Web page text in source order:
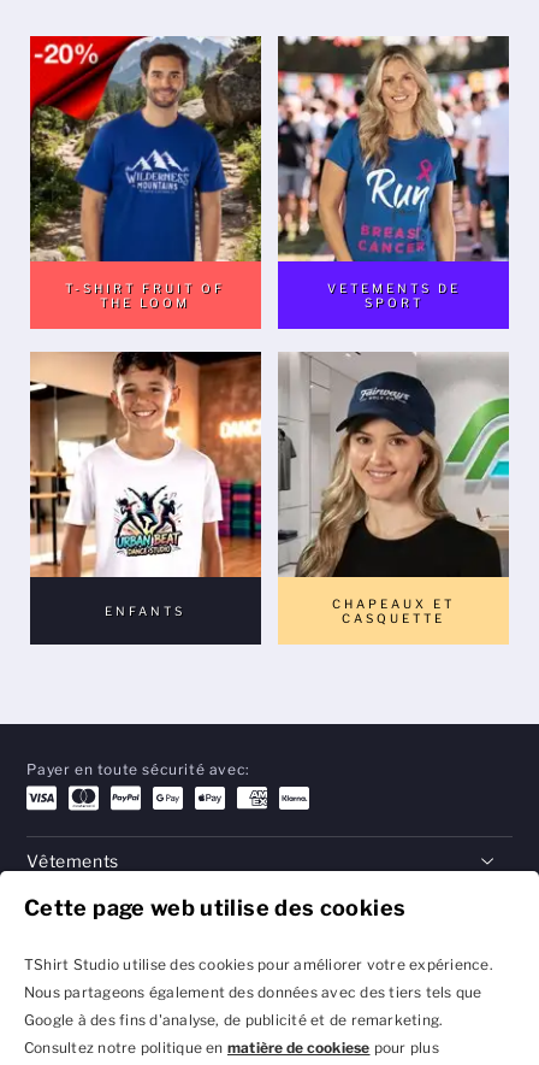
Cette page web utilise des cookies
TShirt Studio utilise des cookies pour améliorer votre expérience.
Nous partageons également des données avec des tiers tels que
Google à des fins d'analyse, de publicité et de remarketing.
Consultez notre politique en matière de cookiese pour plus
T-SHIRT FRUIT OF
THE LOOM
VETEMENTS DE
SPORT
ENFANTS
CHAPEAUX ET
CASQUETTE
Payer en toute sécurité avec:
Vêtements
Cadeaux
Aide